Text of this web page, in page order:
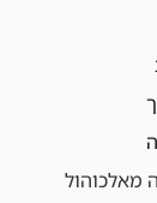
מאלכוהול